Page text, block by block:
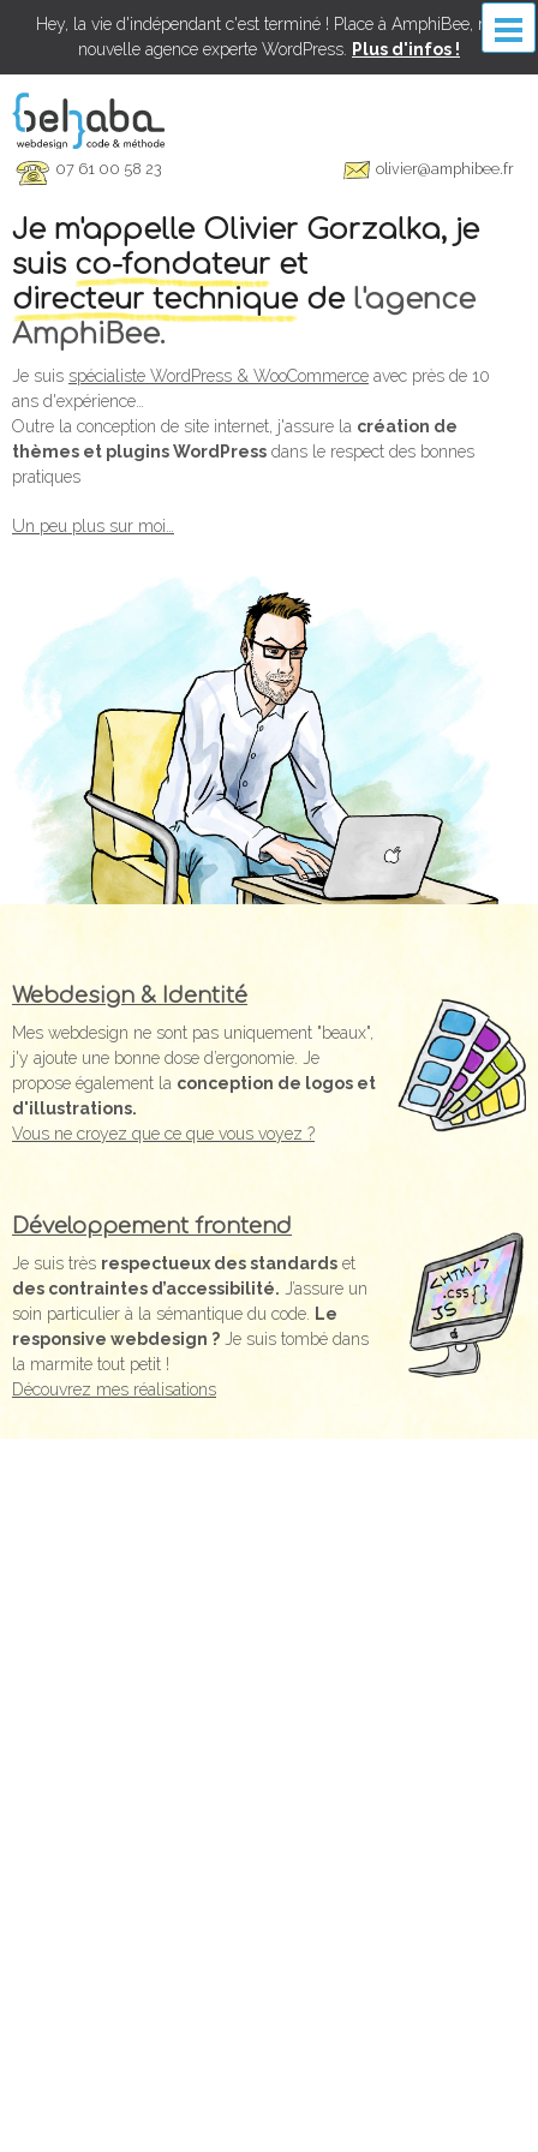
Hey, la vie d'indépendant c'est terminé ! Place à AmphiBee, ma
nouvelle agence experte WordPress.
Plus d'infos !
07 61 00 58 23 olivier@amphibee.fr
Je m'appelle Olivier Gorzalka, je
suis co-fondateur et
directeur techniquede l'agence
AmphiBee.
Je suis spécialiste WordPress & WooCommerce avec près de 10
ans d'expérience…
Outre la conception de site internet, j'assure la création de
thèmes et plugins WordPress dans le respect des bonnes
pratiques
Un peu plus sur moi…
Webdesign & Identité
Mes webdesign ne sont pas uniquement "beaux",
j'y ajoute une bonne dose d’ergonomie. Je
propose également la conception de logos et
d'illustrations.
Vous ne croyez que ce que vous voyez ?
Développement frontend
Je suis très respectueux des standards et
des contraintes d’accessibilité. J’assure un
soin particulier à la sémantique du code. Le
responsive webdesign ? Je suis tombé dans
la marmite tout petit !
Découvrez mes réalisations